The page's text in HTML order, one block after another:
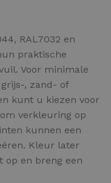
RAL7032 en
praktische
Voor minimale
, zand- of
kunt u kiezen voor
verkleuring op
kunnen een
Kleur later
op en breng een